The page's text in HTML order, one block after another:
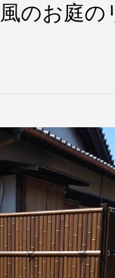
のお庭の